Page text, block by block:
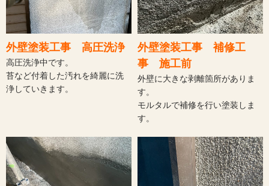
外壁塗装工事 高圧洗浄
高圧洗浄中です。
苔など付着した汚れを綺麗に洗
浄していきます。
外壁塗装工事 補修工
事 施工前
外壁に大きな剥離箇所がありま
す。
モルタルで補修を行い塗装しま
す。